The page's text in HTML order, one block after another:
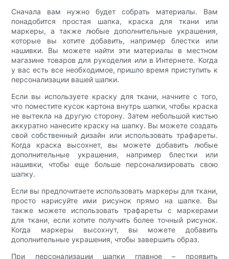
Сначала вам нужно будет собрать материалы. Вам
понадобится простая шапка, краска для ткани или
маркеры, а также любые дополнительные украшения,
которые вы хотите добавить, например блестки или
нашивки. Вы можете найти эти материалы в местном
магазине товаров для рукоделия или в Интернете. Когда
у вас есть все необходимое, пришло время приступить к
персонализации вашей шапки.
Если вы используете краску для ткани, начните с того,
что поместите кусок картона внутрь шапки, чтобы краска
не вытекла на другую сторону. Затем небольшой кистью
аккуратно нанесите краску на шапку. Вы можете создать
свой собственный дизайн или использовать трафареты.
Когда краска высохнет, вы можете добавить любые
дополнительные украшения, например блестки или
нашивки, чтобы еще больше персонализировать свою
шапку.
Если вы предпочитаете использовать маркеры для ткани,
просто нарисуйте ими рисунок прямо на шапке. Вы
также можете использовать трафареты с маркерами
для ткани, если хотите получить более точный рисунок.
Когда маркеры высохнут, вы можете добавить
дополнительные украшения, чтобы завершить образ.
При персонализации шапки главное – проявить